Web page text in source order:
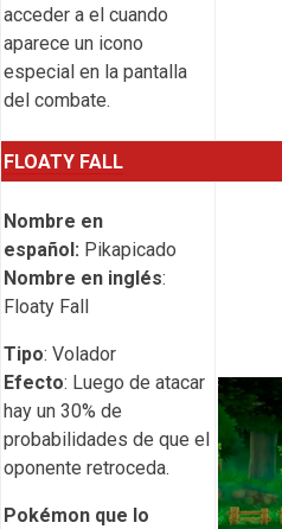
acceder a el cuando
aparece un icono
especial en la pantalla
del combate.
FLOATY FALL
Nombre en
español: Pikapicado
Nombre en inglés:
Floaty Fall
Tipo: Volador
Efecto: Luego de atacar
hay un 30% de
probabilidades de que el
oponente retroceda.
Pokémon que lo